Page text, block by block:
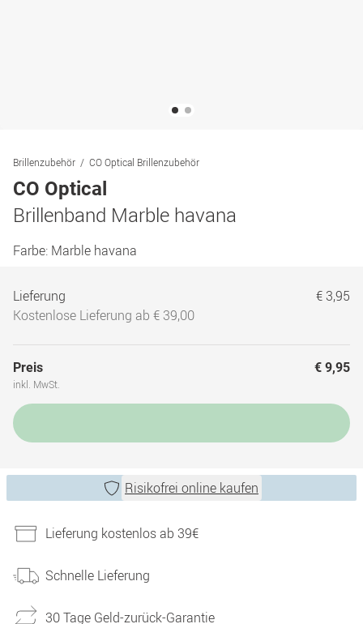
Brillenzubehör CO Optical Brillenzubehör
CO Optical
Brillenband Marble havana
Farbe: Marble havana
Lieferung
€ 3,95
Kostenlose Lieferung ab € 39,00
Preis
inkl. MwSt.
€ 9,95
Risikofrei online kaufen
Lieferung kostenlos ab 39€
Schnelle Lieferung
30 Tage Geld-zurück-Garantie